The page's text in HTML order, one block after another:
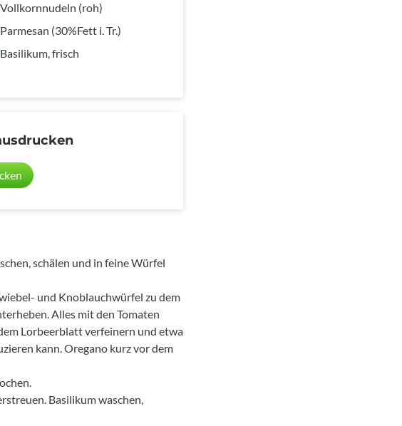
Vollkornnudeln (roh)
Parmesan (30%Fett i. Tr.)
Basilikum, frisch
schälen und in feine Würfel
und Knoblauchwürfel zu dem
Alles mit den Tomaten
Lorbeerblatt verfeinern und etwa
kann. Oregano kurz vor dem
Basilikum waschen,